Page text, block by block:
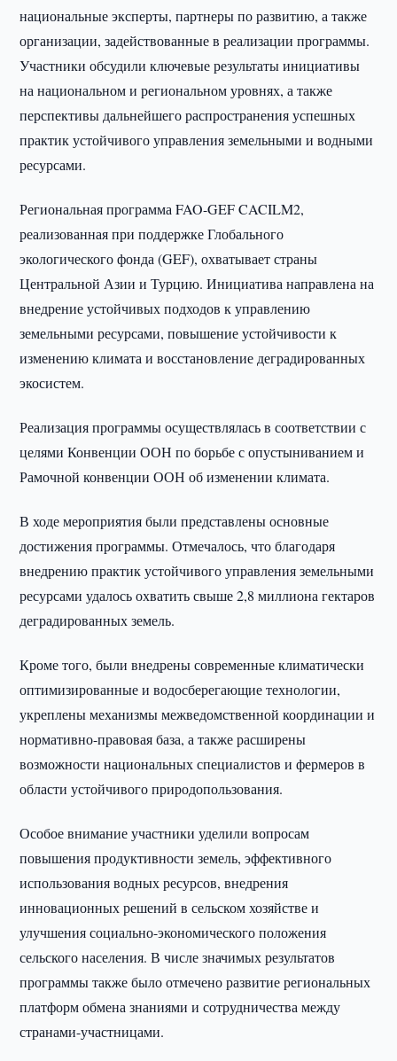
национальные эксперты, партнеры по развитию, а также
организации, задействованные в реализации программы.
Участники обсудили ключевые результаты инициативы
на национальном и региональном уровнях, а также
перспективы дальнейшего распространения успешных
практик устойчивого управления земельными и водными
ресурсами.
Региональная программа FAO-GEF CACILM2,
реализованная при поддержке Глобального
экологического фонда (GEF), охватывает страны
Центральной Азии и Турцию. Инициатива направлена на
внедрение устойчивых подходов к управлению
земельными ресурсами, повышение устойчивости к
изменению климата и восстановление деградированных
экосистем.
Реализация программы осуществлялась в соответствии с
целями Конвенции ООН по борьбе с опустыниванием и
Рамочной конвенции ООН об изменении климата.
В ходе мероприятия были представлены основные
достижения программы. Отмечалось, что благодаря
внедрению практик устойчивого управления земельными
ресурсами удалось охватить свыше 2,8 миллиона гектаров
деградированных земель.
Кроме того, были внедрены современные климатически
оптимизированные и водосберегающие технологии,
укреплены механизмы межведомственной координации и
нормативно-правовая база, а также расширены
возможности национальных специалистов и фермеров в
области устойчивого природопользования.
Особое внимание участники уделили вопросам
повышения продуктивности земель, эффективного
использования водных ресурсов, внедрения
инновационных решений в сельском хозяйстве и
улучшения социально-экономического положения
сельского населения. В числе значимых результатов
программы также было отмечено развитие региональных
платформ обмена знаниями и сотрудничества между
странами-участницами.